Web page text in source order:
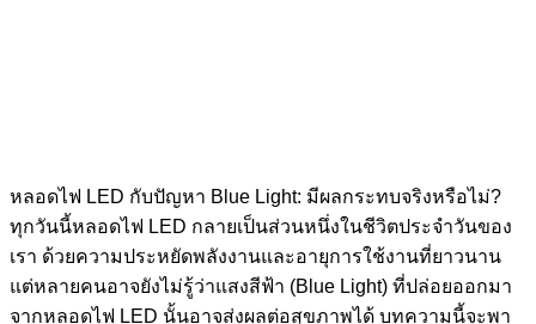
หลอดไฟ LED กับปัญหา Blue Light: มีผลกระทบจริงหรือไม่?
ทุกวันนี้หลอดไฟ LED กลายเป็นส่วนหนึ่งในชีวิตประจำวันของ
เรา ด้วยความประหยัดพลังงานและอายุการใช้งานที่ยาวนาน
แต่หลายคนอาจยังไม่รู้ว่าแสงสีฟ้า (Blue Light) ที่ปล่อยออกมา
จากหลอดไฟ LED นั้นอาจส่งผลต่อสุขภาพได้ บทความนี้จะพา